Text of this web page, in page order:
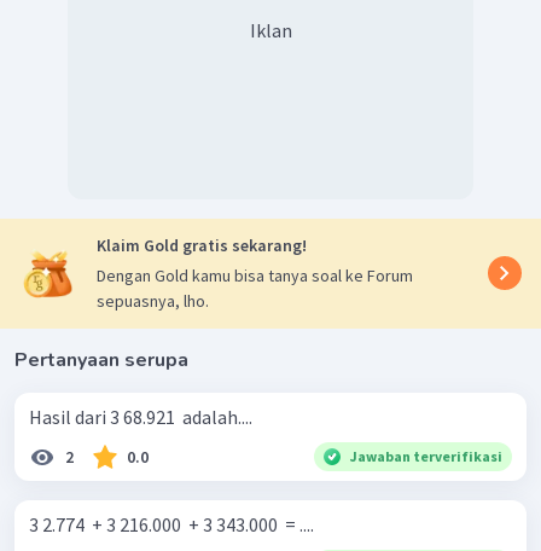
Iklan
Klaim Gold gratis sekarang!
Dengan Gold kamu bisa tanya soal ke Forum
sepuasnya, lho.
Pertanyaan serupa
Hasil dari 3 68.921 ​ adalah....
2 0.0 Jawaban terverifikasi
3 2.774 ​ + 3 216.000 ​ + 3 343.000 ​ = ....